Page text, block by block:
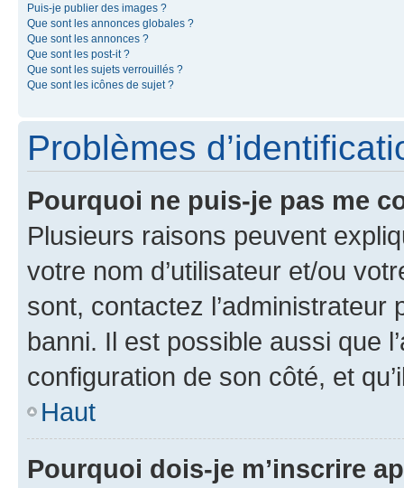
Puis-je publier des images ?
Que sont les annonces globales ?
Que sont les annonces ?
Que sont les post-it ?
Que sont les sujets verrouillés ?
Que sont les icônes de sujet ?
Problèmes
Pourquoi ne puis-je pas me
Plusieurs raisons peuvent
votre nom d’utilisateur et/ou
sont, contactez l’administrateur
banni. Il est possible aussi que
configuration de son côté, et
Haut
Pourquoi dois-je m’inscrire